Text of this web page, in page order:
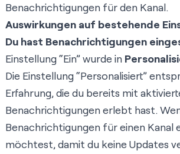
Benachrichtigungen für den Kanal.
Auswirkungen auf bestehende
Du hast Benachrichtigungen
Einstellung “Ein” wurde in
Die Einstellung “Personalisiert”
Erfahrung, die du bereits mit
Benachrichtigungen erlebt hast.
Benachrichtigungen für einen Kanal
möchtest, damit du keine Updates